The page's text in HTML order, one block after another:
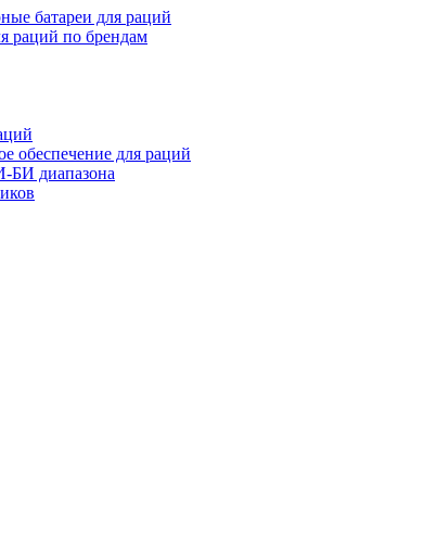
батареи для раций
раций по брендам
обеспечение для раций
диапазона